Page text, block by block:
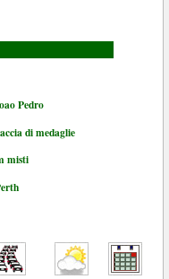
Pedro
di medaglie
misti